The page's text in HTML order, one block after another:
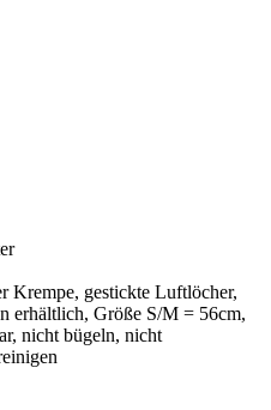
Krempe, gestickte Luftlöcher,
erhältlich, Größe S/M = 56cm,
nicht bügeln, nicht